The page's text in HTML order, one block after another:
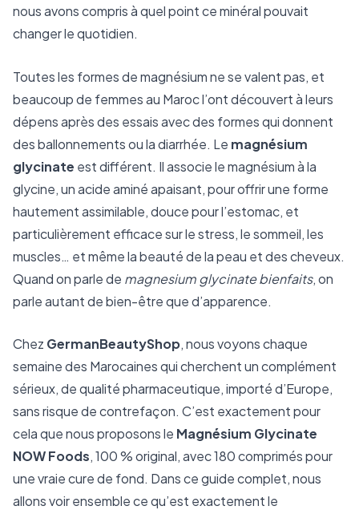
nous avons compris à quel point ce minéral pouvait
changer le quotidien.
Toutes les formes de magnésium ne se valent pas, et
beaucoup de femmes au Maroc l’ont découvert à leurs
dépens après des essais avec des formes qui donnent
des ballonnements ou la diarrhée. Le magnésium
glycinate est différent. Il associe le magnésium à la
glycine, un acide aminé apaisant, pour offrir une forme
hautement assimilable, douce pour l’estomac, et
particulièrement efficace sur le stress, le sommeil, les
muscles… et même la beauté de la peau et des cheveux.
Quand on parle de magnesium glycinate bienfaits, on
parle autant de bien-être que d’apparence.
Chez GermanBeautyShop, nous voyons chaque
semaine des Marocaines qui cherchent un complément
sérieux, de qualité pharmaceutique, importé d’Europe,
sans risque de contrefaçon. C’est exactement pour
cela que nous proposons le Magnésium Glycinate
NOW Foods, 100 % original, avec 180 comprimés pour
une vraie cure de fond. Dans ce guide complet, nous
allons voir ensemble ce qu’est exactement le